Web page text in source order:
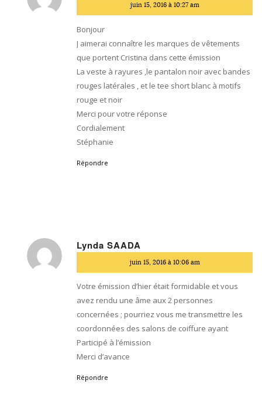
juin 15, 2016 à 10:27 am
Bonjour
J aimerai connaître les marques de vêtements
que portent Cristina dans cette émission
La veste à rayures ,le pantalon noir avec bandes
rouges latérales , et le tee short blanc à motifs
rouge et noir
Merci pour votre réponse
Cordialement
Stéphanie
Répondre
Lynda SAADA
:
juin 15, 2016 à 10:06 am
Votre émission d’hier était formidable et vous
avez rendu une âme aux 2 personnes
concernées ; pourriez vous me transmettre les
coordonnées des salons de coiffure ayant
Participé à l’émission
Merci d’avance
Répondre